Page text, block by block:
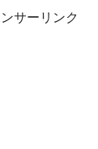
サーリンク